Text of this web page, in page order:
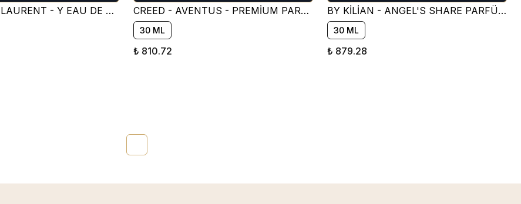
YVES SAİNT LAURENT - Y EAU DE PARFUM PARFÜM ESANSI ( TATLI ) CREED - AVENTUS - PREMİUM PARFÜM ESANSI ( FRESH )
30 ML
₺ 810.72
BY KİLİAN - ANGEL'S SHARE PARFÜM ESANSI ( TATLI )
30 ML
₺ 879.28